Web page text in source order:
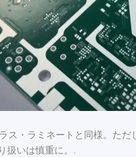
ス・ラミネートと同様。た
扱いは慎重に。.